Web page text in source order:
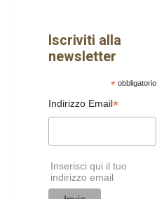
Iscriviti alla
newsletter
*obbligatorio
Indirizzo Email*
Inserisci qui il tuo
indirizzo email